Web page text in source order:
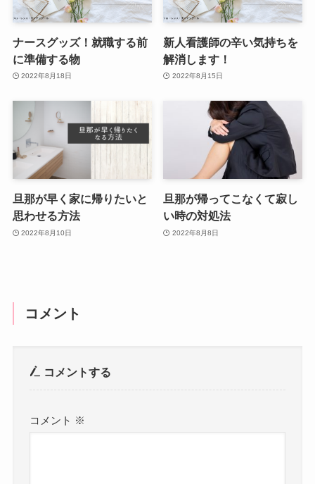
ナースグッズ！就職する前
に準備する物
2022年8月18日
新人看護師の辛い気持ちを
解消します！
2022年8月15日
旦那が早く家に帰りたいと
思わせる方法
2022年8月10日
旦那が帰ってこなくて寂し
い時の対処法
2022年8月8日
コメント
コメントする
コメント ※